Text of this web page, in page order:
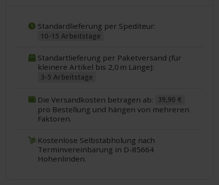
Standardlieferung per Spediteur:
10-15 Arbeitstage
Standartlieferung per Paketversand (für
kleinere Artikel bis 2,0 m Länge):
3-5 Arbeitstage
Die Versandkosten betragen ab: 39,90 €
pro Bestellung und hängen von mehreren
Faktoren.
Kostenlose Selbstabholung nach
Terminvereinbarung in D-85664
Hohenlinden.